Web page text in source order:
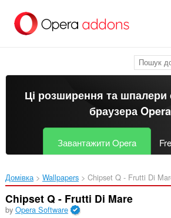
основного
Ці розширення та шпалери
браузера Opera
Завантажити Opera
Домівка Wallpapers Chipset Q - Frutti Di
Chipset Q - Frutti Di Mare
by Opera Software